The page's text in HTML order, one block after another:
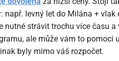
např. levný let do Milána + vlak
nutné strávit trochu více času
ale může vám to pomoci
byly mimo váš rozpočet.